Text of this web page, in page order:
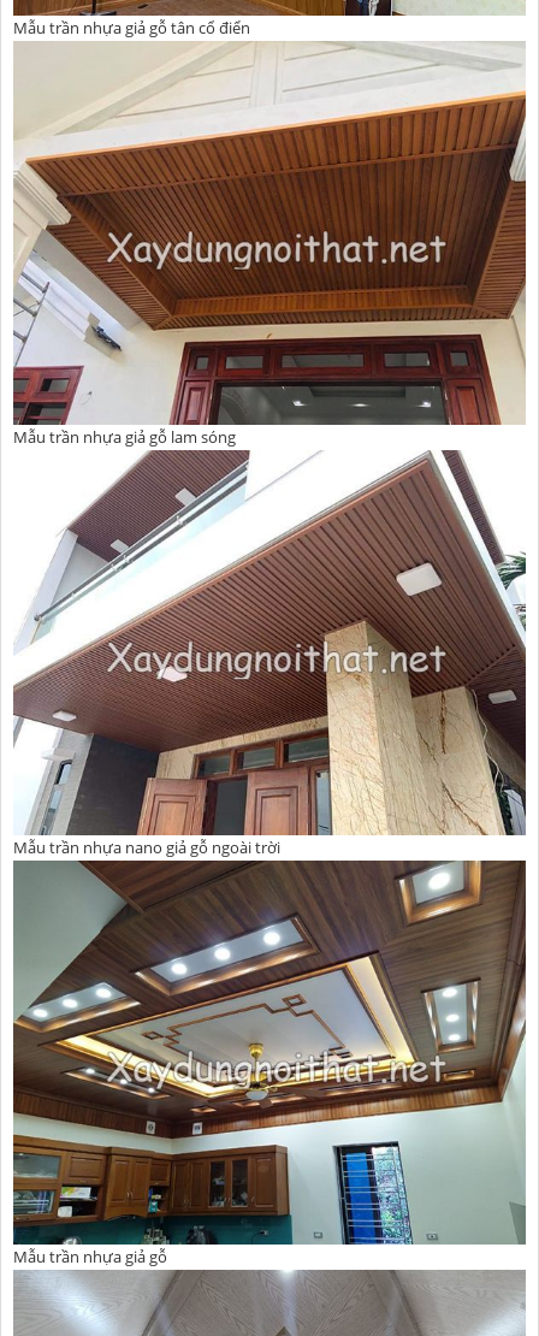
Mẫu trần nhựa giả gỗ tân cổ điển
Mẫu trần nhựa giả gỗ lam sóng
Mẫu trần nhựa nano giả gỗ ngoài trời
Mẫu trần nhựa giả gỗ